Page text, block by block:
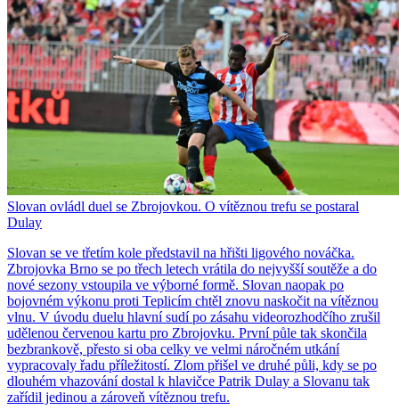
Slovan ovládl duel se Zbrojovkou. O vítěznou trefu se postaral
Dulay
Slovan se ve třetím kole představil na hřišti ligového nováčka.
Zbrojovka Brno se po třech letech vrátila do nejvyšší soutěže a do
nové sezony vstoupila ve výborné formě. Slovan naopak po
bojovném výkonu proti Teplicím chtěl znovu naskočit na vítěznou
vlnu. V úvodu duelu hlavní sudí po zásahu videorozhodčího zrušil
udělenou červenou kartu pro Zbrojovku. První půle tak skončila
bezbrankově, přesto si oba celky ve velmi náročném utkání
vypracovaly řadu příležitostí. Zlom přišel ve druhé půli, kdy se po
dlouhém vhazování dostal k hlavičce Patrik Dulay a Slovanu tak
zařídil jedinou a zároveň vítěznou trefu.